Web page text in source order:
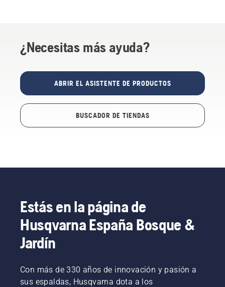
¿Necesitas más ayuda?
ABRIR EL ASISTENTE DE PRODUCTOS
BUSCADOR DE TIENDAS
Estás en la página de
Husqvarna España Bosque &
Jardín
Con más de 330 años de innovación y pasión a
sus espaldas, Husqvarna dota a los